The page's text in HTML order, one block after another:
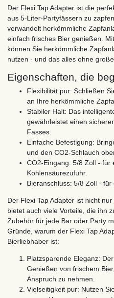
Der Flexi Tap Adapter ist die
aus 5-Liter-Partyfässern zu
verwandelt herkömmliche
einfach frisches Bier genießen.
können Sie herkömmliche
nutzen - und das alles ohne
Eigenschaften, die
Flexibilität pur: Schließen
an Ihre herkömmliche
Stabiler Halt: Das
gewährleistet einen
Fasses.
Einfache Befestigung:
und den CO2-Schlauch
CO2-Eingang: 5/8 Zoll - für
Kohlensäurezufuhr.
Bieranschluss: 5/8 Zoll - für
Der Flexi Tap Adapter ist nicht
bietet auch viele Vorteile, die ihn
Zubehör für jede Bar oder Party
Gründe, warum der Flexi Tap
Bierliebhaber ist:
Platzsparende Eleganz:
Genießen von frischem
Anspruch zu nehmen.
Vielseitigkeit pur: Nutzen